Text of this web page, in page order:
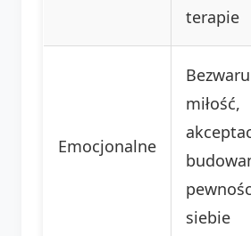
terapie
Emocjonalne
miłość,
siebie